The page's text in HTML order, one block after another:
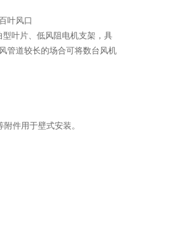
叶风口
叶片、低风阻电机支架，具
管道较长的场合可将数台风机
件用于壁式安装。